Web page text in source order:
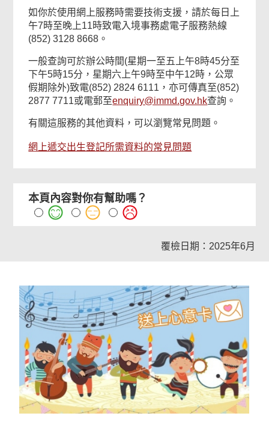
如你於使用網上服務時需要技術支援，請於每日上
午7時至晚上11時致電入境事務處電子服務熱線
(852) 3128 8668。
一般查詢可於辦公時間(星期一至五上午8時45分至
下午5時15分，星期六上午9時至中午12時，公眾
假期除外)致電(852) 2824 6111，亦可傳真至(852)
2877 7711或電郵至enquiry@immd.gov.hk查詢。
有關這服務的其他資料，可以瀏覽常見問題。
網上遞交出生登記所需資料的常見問題
本頁內容對你有幫助嗎？
覆檢日期：2025年6月